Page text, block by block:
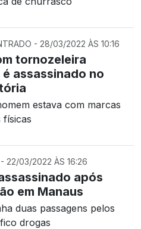
- 28/03/2022 ÀS 10:16
tornozeleira
assassinado no
estava com marcas
físicas
- 22/03/2022 ÀS 16:26
após
em Manaus
duas passagens pelos
drogas